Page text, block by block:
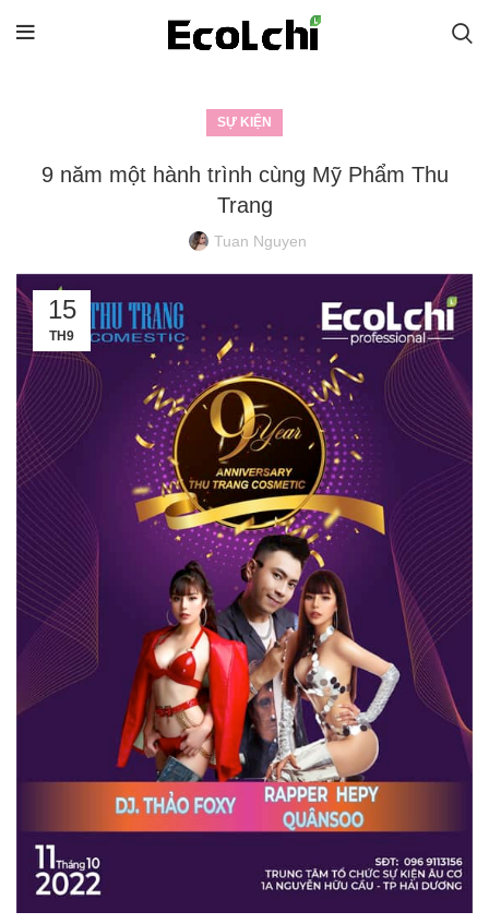
SỰ KIỆN
9 năm một hành trình cùng Mỹ Phẩm Thu
Trang
Tuan Nguyen
15
TH9